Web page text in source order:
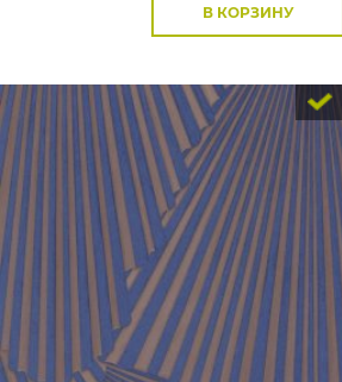
В КОРЗИНУ